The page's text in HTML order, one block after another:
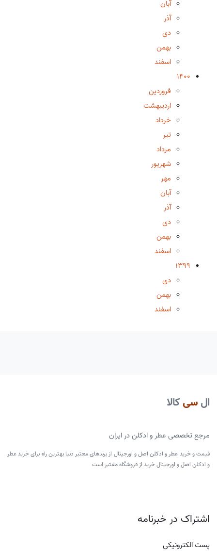
آبان
آذر
دی
بهمن
اسفند
1400
فروردین
اردیبهشت
خرداد
تیر
مرداد
شهریور
مهر
آبان
آذر
دی
بهمن
اسفند
1399
دی
بهمن
اسفند
ال سی کالا
مرجع تخصصی عطر و ادکلن در ایران
قیمت و خرید عطر و ادکلن اصل و اورجینال از برندهای معتبر دنیا بهترین راه برای خرید عطر
و ادکلن اصل و اورجینال خرید از فروشگاه معتبر است
اشتراک در خبرنامه
پست الکترونیکی